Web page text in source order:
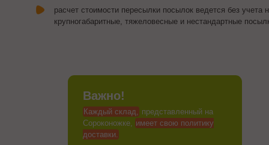
расчет стоимости пересылки посылок ведется без учета
крупногабаритные, тяжеловесные и нестандартные
Важно!
Каждый склад, представленный на
Сороконожке, имеет свою политику
доставки.